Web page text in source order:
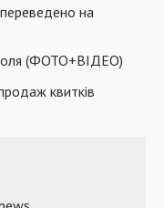
на
поля (ФОТО+ВІДЕО)
квитків